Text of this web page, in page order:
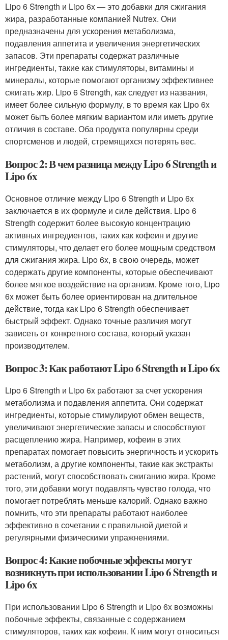
Lipo 6 Strength и Lipo 6x — это добавки для сжигания
жира, разработанные компанией Nutrex. Они
предназначены для ускорения метаболизма,
подавления аппетита и увеличения энергетических
запасов. Эти препараты содержат различные
ингредиенты, такие как стимуляторы, витамины и
минералы, которые помогают организму эффективнее
сжигать жир. Lipo 6 Strength, как следует из названия,
имеет более сильную формулу, в то время как Lipo 6x
может быть более мягким вариантом или иметь другие
отличия в составе. Оба продукта популярны среди
спортсменов и людей, стремящихся потерять вес.
Вопрос 2: В чем разница между Lipo 6 Strength и
Lipo 6x
Основное отличие между Lipo 6 Strength и Lipo 6x
заключается в их формуле и силе действия. Lipo 6
Strength содержит более высокую концентрацию
активных ингредиентов, таких как кофеин и другие
стимуляторы, что делает его более мощным средством
для сжигания жира. Lipo 6x, в свою очередь, может
содержать другие компоненты, которые обеспечивают
более мягкое воздействие на организм. Кроме того, Lipo
6x может быть более ориентирован на длительное
действие, тогда как Lipo 6 Strength обеспечивает
быстрый эффект. Однако точные различия могут
зависеть от конкретного состава, который указан
производителем.
Вопрос 3: Как работают Lipo 6 Strength и Lipo 6x
Lipo 6 Strength и Lipo 6x работают за счет ускорения
метаболизма и подавления аппетита. Они содержат
ингредиенты, которые стимулируют обмен веществ,
увеличивают энергетические запасы и способствуют
расщеплению жира. Например, кофеин в этих
препаратах помогает повысить энергичность и ускорить
метаболизм, а другие компоненты, такие как экстракты
растений, могут способствовать сжиганию жира. Кроме
того, эти добавки могут подавлять чувство голода, что
помогает потреблять меньше калорий. Однако важно
помнить, что эти препараты работают наиболее
эффективно в сочетании с правильной диетой и
регулярными физическими упражнениями.
Вопрос 4: Какие побочные эффекты могут
возникнуть при использовании Lipo 6 Strength и
Lipo 6x
При использовании Lipo 6 Strength и Lipo 6x возможны
побочные эффекты, связанные с содержанием
стимуляторов, таких как кофеин. К ним могут относиться